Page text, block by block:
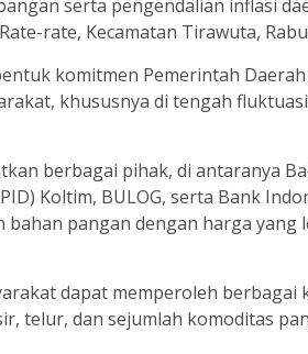
serta pengendalian inflasi
rate, Kecamatan Tirawuta,
komitmen Pemerintah
khususnya di tengah
berbagai pihak, di antaranya
Koltim, BULOG, serta Bank
bahan pangan dengan harga
dapat memperoleh
telur, dan sejumlah komoditas